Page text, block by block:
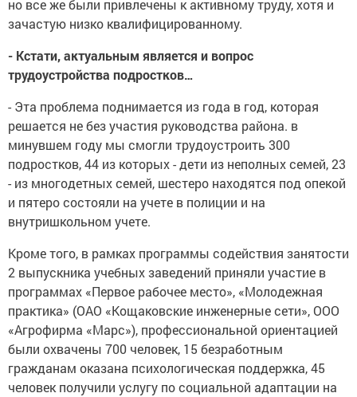
но все же были привлечены к активному труду, хотя и
зачастую низко квалифицированному.
- Кстати, актуальным является и вопрос
трудоустройства подростков…
- Эта проблема поднимается из года в год, которая
решается не без участия руководства района. в
минувшем году мы смогли трудоустроить 300
подростков, 44 из которых - дети из неполных семей, 23
- из многодетных семей, шестеро находятся под опекой
и пятеро состояли на учете в полиции и на
внутришкольном учете.
Кроме того, в рамках программы содействия занятости
2 выпускника учебных заведений приняли участие в
программах «Первое рабочее место», «Молодежная
практика» (ОАО «Кощаковские инженерные сети», ООО
«Агрофирма «Марс»), профессиональной ориентацией
были охвачены 700 человек, 15 безработным
гражданам оказана психологическая поддержка, 45
человек получили услугу по социальной адаптации на